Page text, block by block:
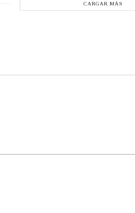
CARGAR MÁS